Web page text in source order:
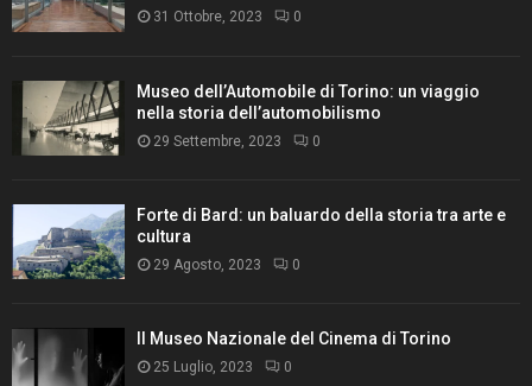
31 Ottobre, 2023 0
Museo dell’Automobile di Torino: un viaggio
nella storia dell’automobilismo
29 Settembre, 2023 0
Forte di Bard: un baluardo della storia tra arte e
cultura
29 Agosto, 2023 0
Il Museo Nazionale del Cinema di Torino
25 Luglio, 2023 0